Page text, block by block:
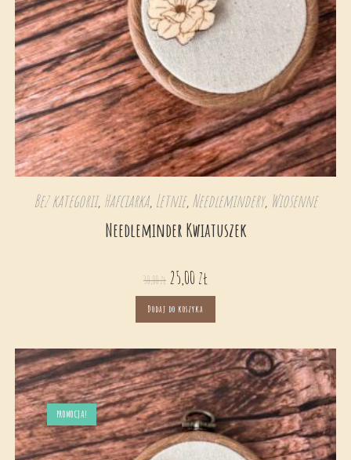
Bez kategorii, Hafciarka, Letnie,Needlemindery, Wiosenne
Needleminder Kwiatuszek
30,00zł 25,00 zł
Dodaj do koszyka
PROMOCJA!